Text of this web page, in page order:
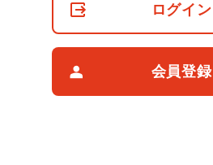
ログイン
会員登録